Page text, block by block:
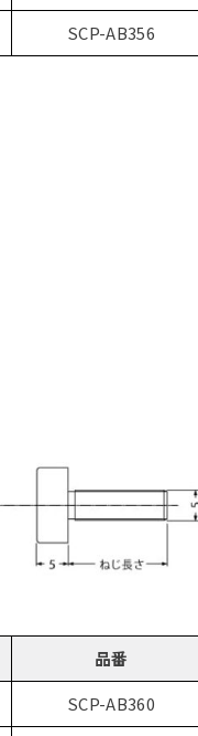
SCP-AB356
品番
SCP-AB360